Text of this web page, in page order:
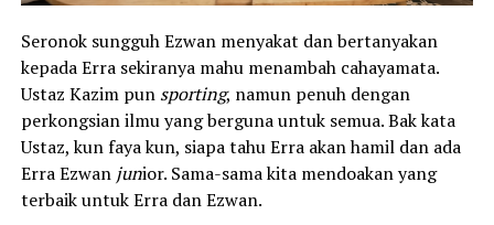
Seronok sungguh Ezwan menyakat dan bertanyakan
kepada Erra sekiranya mahu menambah cahayamata.
Ustaz Kazim pun sporting, namun penuh dengan
perkongsian ilmu yang berguna untuk semua. Bak kata
Ustaz, kun faya kun, siapa tahu Erra akan hamil dan ada
Erra Ezwan junior. Sama-sama kita mendoakan yang
terbaik untuk Erra dan Ezwan.